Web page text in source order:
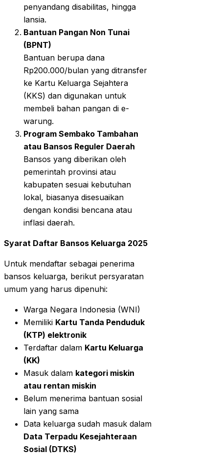
penyandang disabilitas, hingga
lansia.
Bantuan Pangan Non Tunai
(BPNT)
Bantuan berupa dana
Rp200.000/bulan yang ditransfer
ke Kartu Keluarga Sejahtera
(KKS) dan digunakan untuk
membeli bahan pangan di e-
warung.
Program Sembako Tambahan
atau Bansos Reguler Daerah
Bansos yang diberikan oleh
pemerintah provinsi atau
kabupaten sesuai kebutuhan
lokal, biasanya disesuaikan
dengan kondisi bencana atau
inflasi daerah.
Syarat Daftar Bansos Keluarga 2025
Untuk mendaftar sebagai penerima
bansos keluarga, berikut persyaratan
umum yang harus dipenuhi:
Warga Negara Indonesia (WNI)
Memiliki Kartu Tanda Penduduk
(KTP) elektronik
Terdaftar dalam Kartu Keluarga
(KK)
Masuk dalam kategori miskin
atau rentan miskin
Belum menerima bantuan sosial
lain yang sama
Data keluarga sudah masuk dalam
Data Terpadu Kesejahteraan
Sosial (DTKS)